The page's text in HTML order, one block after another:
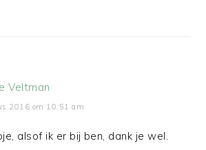
Veltman
2016 om 10:51 am
alsof ik er bij ben, dank je wel.